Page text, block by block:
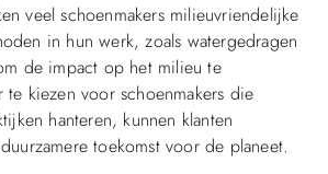
veel schoenmakers milieuvriendelijke
in hun werk, zoals watergedragen
de impact op het milieu te
kiezen voor schoenmakers die
hanteren, kunnen klanten
toekomst voor de planeet.